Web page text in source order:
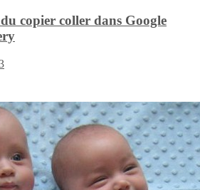
copier coller dans Google